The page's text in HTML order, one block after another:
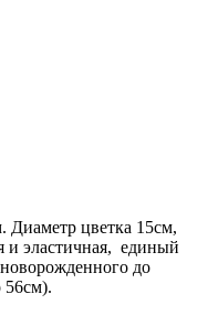
цветка 15см,
и эластичная, единый
до
56см).